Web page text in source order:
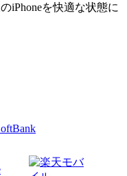
iPhoneを快適な状態に